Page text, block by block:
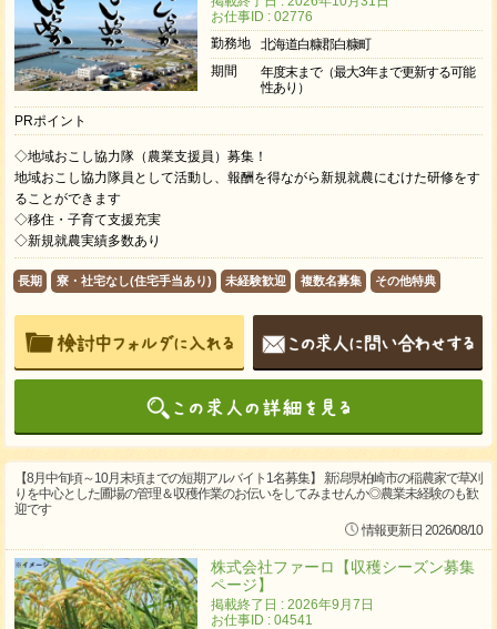
お仕事ID : 02776
勤務地
北海道白糠郡白糠町
期間
年度末まで（最大3年まで更新する可能
性あり）
PRポイント
◇地域おこし協力隊（農業支援員）募集！
地域おこし協力隊員として活動し、報酬を得ながら新規就農にむけた研修をす
ることができます
◇移住・子育て支援充実
◇新規就農実績多数あり
長期 寮・社宅なし(住宅手当あり) 未経験歓迎 複数名募集 その他特典
【8月中旬頃～10月末頃までの短期アルバイト1名募集】 新潟県柏崎市の稲農家で草刈
りを中心とした圃場の管理＆収穫作業のお伝いをしてみませんか◎農業未経験のも歓
迎です
情報更新日 2026/08/10
株式会社ファーロ【収穫シーズン募集
ページ】
掲載終了日 : 2026年9月7日
お仕事ID : 04541